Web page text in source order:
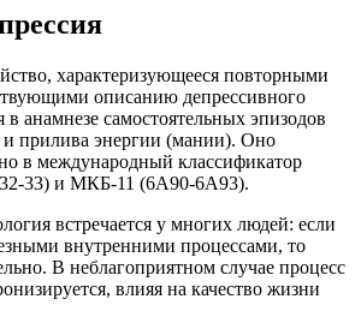
характеризующееся повторными
описанию депрессивного
в анамнезе самостоятельных эпизодов
и прилива энергии (мании). Оно
в международный классификатор
33) и МКБ-11 (6А90-6А93).
встречается у многих людей: если
внутренними процессами, то
В неблагоприятном случае процесс
влияя на качество жизни